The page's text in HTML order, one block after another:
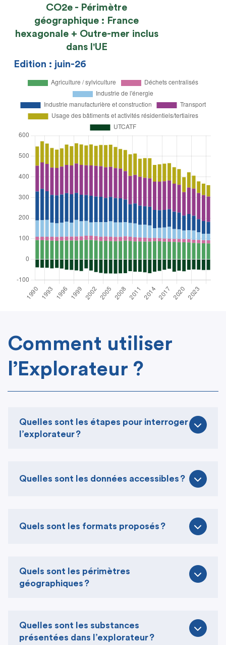
CO2e - Périmètre
géographique : France
hexagonale + Outre-mer inclus
dans l'UE
Edition : juin-26
Comment utiliser
l’Explorateur ?
Quelles sont les étapes pour interroger
l’explorateur ?
Quelles sont les données accessibles ?
Quels sont les formats proposés ?
Quels sont les périmètres
géographiques ?
Quelles sont les substances
présentées dans l’explorateur ?